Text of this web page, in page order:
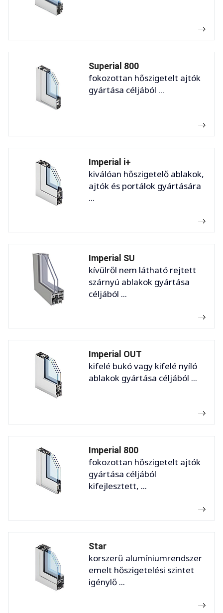
Superial 800
fokozottan hőszigetelt ajtók
gyártása céljából ...
Imperial i+
kiválóan hőszigetelő ablakok,
ajtók és portálok gyártására
...
Imperial SU
kívülről nem látható rejtett
szárnyú ablakok gyártása
céljából ...
Imperial OUT
kifelé bukó vagy kifelé nyíló
ablakok gyártása céljából ...
Imperial 800
fokozottan hőszigetelt ajtók
gyártása céljából
kifejlesztett, ...
Star
korszerű alumíniumrendszer
emelt hőszigetelési szintet
igénylő ...